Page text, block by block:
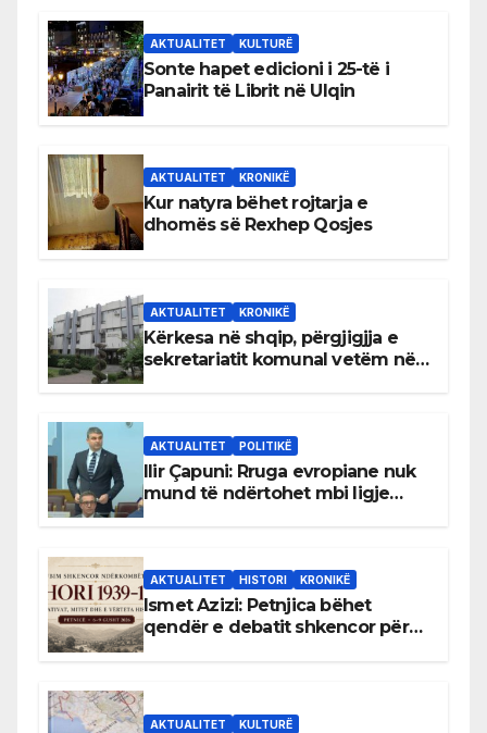
AKTUALITET KULTURË
Sonte hapet edicioni i 25-të i
Panairit të Librit në Ulqin
AKTUALITET KRONIKË
Kur natyra bëhet rojtarja e
dhomës së Rexhep Qosjes
AKTUALITET KRONIKË
Kërkesa në shqip, përgjigjja e
sekretariatit komunal vetëm në
AKTUALITET POLITIKË
Ilir Çapuni: Rruga evropiane nuk
mund të ndërtohet mbi ligje
AKTUALITET HISTORI KRONIKË
Ismet Azizi: Petnjica bëhet
qendër e debatit shkencor për
AKTUALITET KULTURË